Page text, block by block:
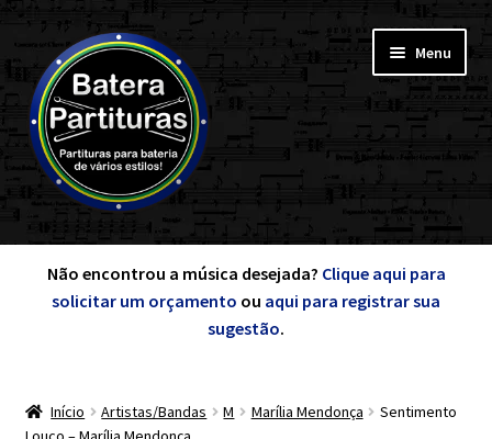
Pular
para
navegação
Pular
para
o
conteúdo
Menu
Cursos
Não encontrou a música desejada? Clique aqui para
solicitar um orçamento ou aqui para registrar sua
sugestão.
Início Artistas/Bandas M Marília Mendonça
Sentimento